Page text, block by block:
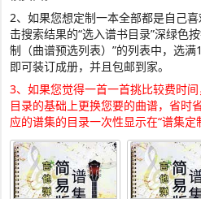
2、如果您想定制一本全部都是自己
击搜索结果的“选入谱书目录”深绿色
制（曲谱预选列表）”的列表中，选
即可装订成册，并且包邮到家。
3、如果您觉得一首一首挑比较费时
目录的基础上更换您要的曲谱，省时
应的谱集的目录一次性显示在“谱集定